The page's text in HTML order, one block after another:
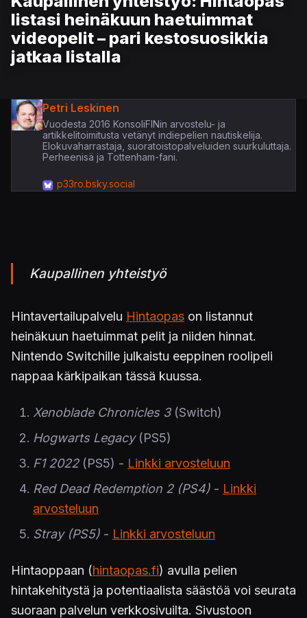
listasi heinäkuun haetuimmat
videopelit – pari kestosuosikkia
jatkaa listalla
Petri Leskinen
Vuodesta 2016 KonsoliFINin arvostelu- ja
artikkelitoimitusta vetänyt indiepelien nautiskelija.
Elokuvaharrastaja, suoratoistopalveluiden suurkuluttaja.
Perheenisä ja Tottenham-fani.
p33ro.bsky.social
Kaupallinen yhteistyö
Hintavertailupalvelu Hintaopas on listannut
heinäkuun haetuimmat pelit ja niiden hinnat.
Nintendo Switchille julkaistu eeppinen roolipeli
nappaa kärkipaikan tässä kuussa.
Xenoblade Chronicles 3 (Switch)
Hogwarts Legacy(PS5)
F1 2022(PS5) - Linkki arvosteluun
Red Dead Redemption 2 (PS4) - Linkki
arvosteluun
Stray (PS5) - Linkki arvosteluun
Hintaoppaan (hintaopas.fi) avulla pelien
hintakehitystä ja potentiaalista säästöä voi seurata
suoraan palvelun verkkosivuilta. Sivustoon